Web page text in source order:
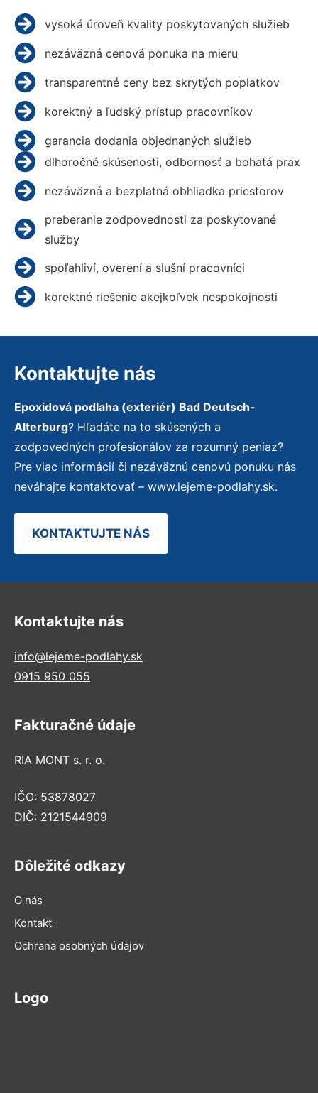
vysoká úroveň kvality poskytovaných služieb
nezáväzná cenová ponuka na mieru
transparentné ceny bez skrytých poplatkov
korektný a ľudský prístup pracovníkov
garancia dodania objednaných služieb
dlhoročné skúsenosti, odbornosť a bohatá prax
nezáväzná a bezplatná obhliadka priestorov
preberanie zodpovednosti za poskytované
služby
spoľahliví, overení a slušní pracovníci
korektné riešenie akejkoľvek nespokojnosti
Kontaktujte nás
Epoxidová podlaha (exteriér) Bad Deutsch-
Alterburg? Hľadáte na to skúsených a
zodpovedných profesionálov za rozumný peniaz?
Pre viac informácií či nezáväznú cenovú ponuku nás
neváhajte kontaktovať – www.lejeme-podlahy.sk.
KONTAKTUJTE NÁS
Kontaktujte nás
info@lejeme-podlahy.sk
0915 950 055
Fakturačné údaje
RIA MONT s. r. o.
IČO: 53878027
DIČ: 2121544909
Dôležité odkazy
O nás
Kontakt
Ochrana osobných údajov
Logo